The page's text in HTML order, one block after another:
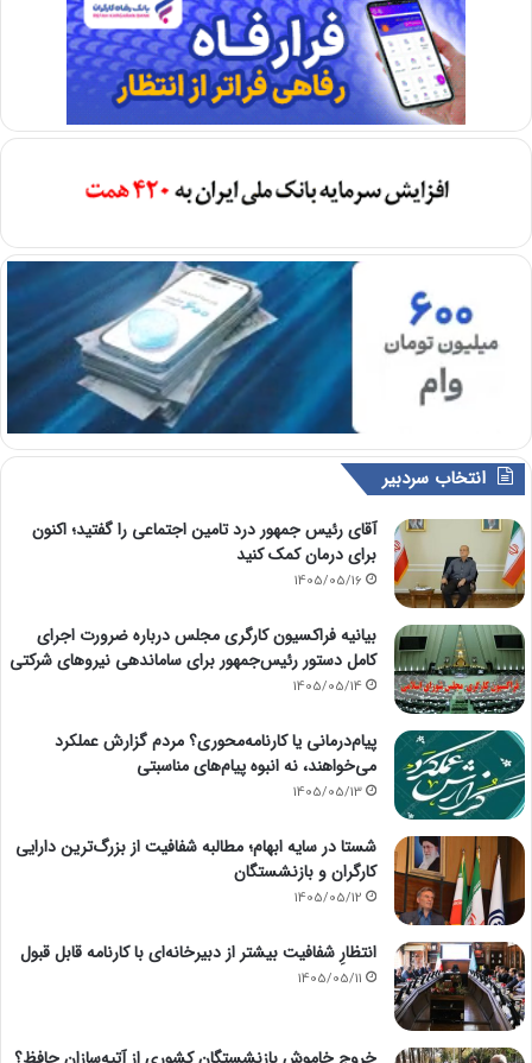
انتخاب سردبیر
آقای رئیس جمهور درد تامین اجتماعی را گفتید؛ اکنون
برای درمان کمک کنید
1405/05/16
بیانیه فراکسیون کارگری مجلس درباره ضرورت اجرای
کامل دستور رئیس‌جمهور برای ساماندهی نیروهای شرکتی
1405/05/14
پیام‌درمانی یا کارنامه‌محوری؟ مردم گزارش عملکرد
می‌خواهند، نه انبوه پیام‌های مناسبتی
1405/05/13
شستا در سایه ابهام؛ مطالبه شفافیت از بزرگ‌ترین دارایی
کارگران و بازنشستگان
1405/05/12
انتظارِ شفافیت بیشتر از دبیرخانه‌ای با کارنامه قابل قبول
1405/05/11